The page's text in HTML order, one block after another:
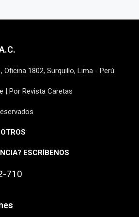
Oficina 1802, Surquillo, Lima - Perú
| Por Revista Caretas
ESCRÍBENOS
710